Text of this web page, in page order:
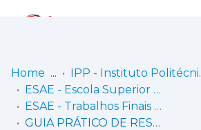
Communities
& Collections
Home
IPP -
ESAE - Escola Superior Agrária de Elvas
ESAE - Trabalhos Finais de Licenciatura
GUIA PRÁTICO DE RESSUSCITAÇÃO NEONATAL EM PEQUENOS ANIMAIS